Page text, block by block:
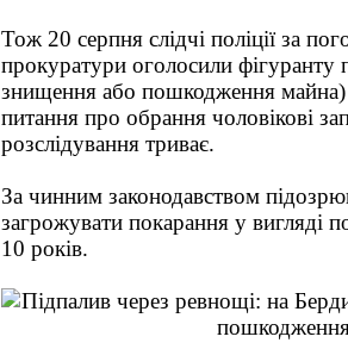
Тож 20 серпня слідчі поліції за
прокуратури оголосили
знищення або пошкодження
питання про обрання чоловікові
розслідування триває.
За чинним законодавством
загрожувати покарання у вигляді
10 років.